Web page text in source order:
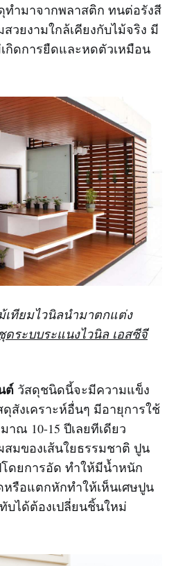
ทำมาจากพลาสติก ทนต่อรังสี
วยงามใกล้เคียงกับไม้จริง มี
กิดการยืดและหดตัวเหมือน
เทียมไวนิลนำมาตกแต่ง
ดระบบระแนงไวนิล เอสซีจี
ต์ วัสดุชนิดนี้จะมีความแข็ง
สังเคราะห์อื่นๆ มีอายุการใช้
าณ 10-15 ปีเลยทีเดียว
มของเส้นใยธรรมชาติ ปูน
ดยการอัด ทำให้มีน้ำหนัก
รือแตกหักทำให้เห็นเศษปูน
บได้ต้องเปลี่ยนชิ้นใหม่